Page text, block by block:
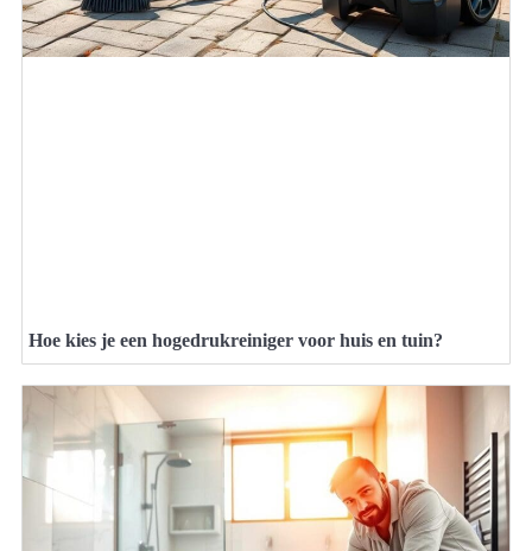
Hoe kies je een hogedrukreiniger voor huis en tuin?